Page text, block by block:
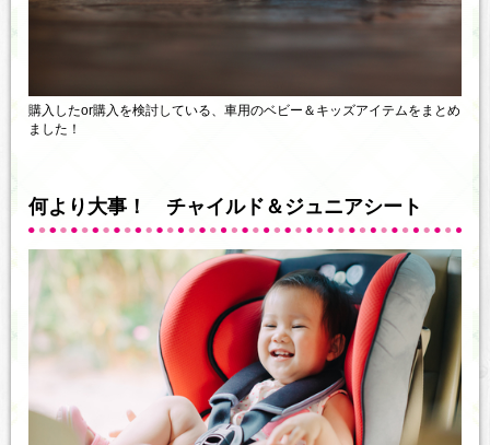
購入したor購入を検討している、車用のベビー＆キッズアイテムをまとめ
ました！
何より大事！ チャイルド＆ジュニアシート